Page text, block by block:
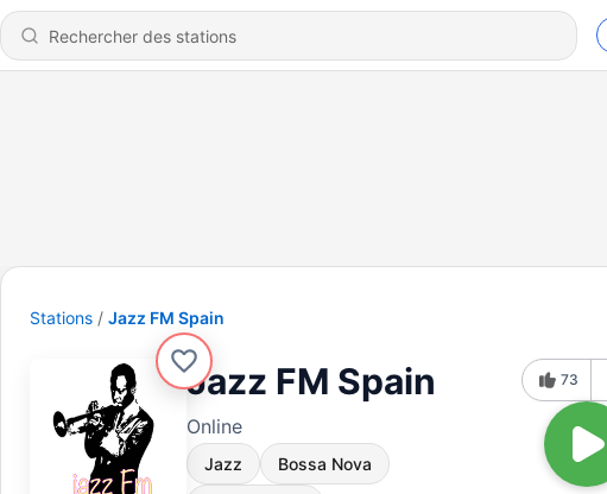
Stations Jazz FM Spain
Jazz FM Spain
Online
Jazz Bossa Nova
73